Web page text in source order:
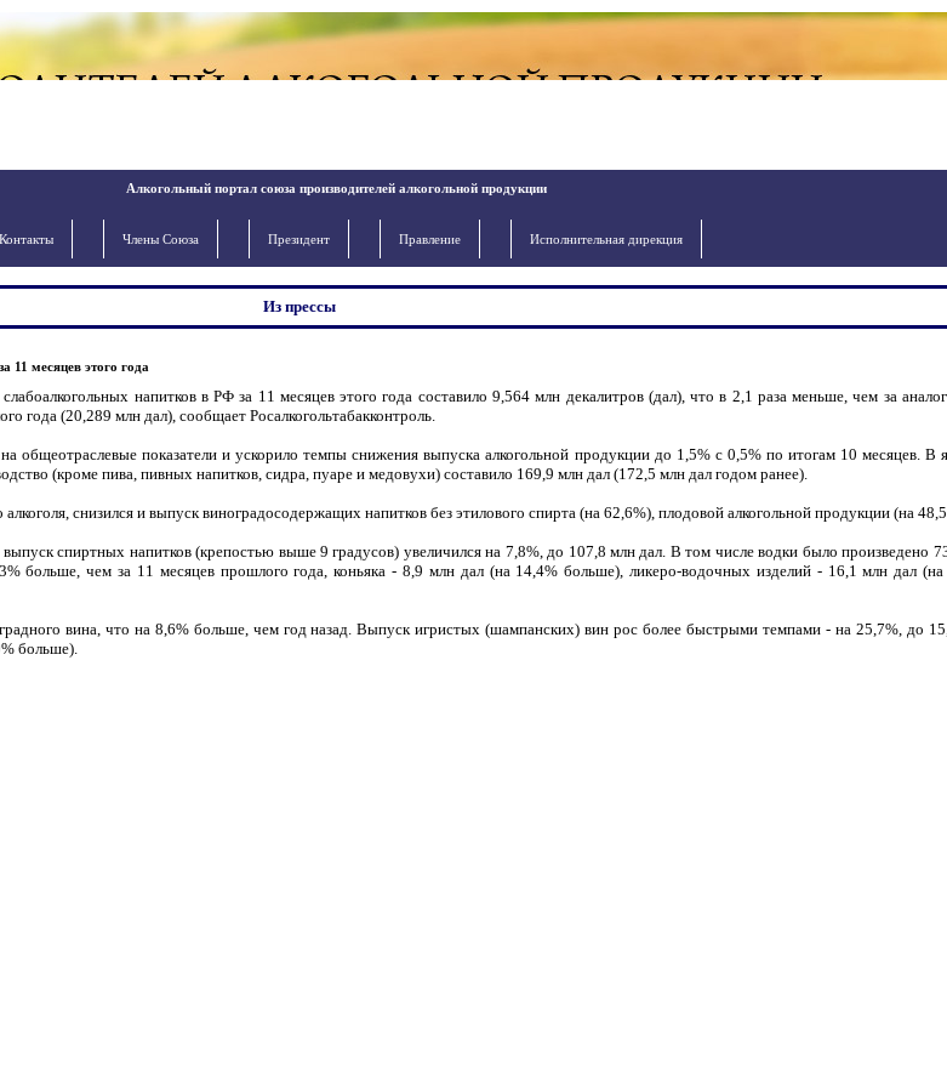
Алкогольный портал союза производителей алкогольной продукции
Контакты Члены Cоюза Президент Правление Исполнительная дирекция
Из прессы
11 месяцев этого года
напитков в РФ за 11 месяцев этого года составило 9,564 млн декалитров (дал), что в 2,1 раза меньше, чем за
года (20,289 млн дал), сообщает Росалкогольтабакконтроль.
общеотраслевые показатели и ускорило темпы снижения выпуска алкогольной продукции до 1,5% с 0,5% по итогам 10 месяцев. В
(кроме пива, пивных напитков, сидра, пуаре и медовухи) составило 169,9 млн дал (172,5 млн дал годом ранее).
снизился и выпуск виноградосодержащих напитков без этилового спирта (на 62,6%), плодовой алкогольной продукции (на
спиртных напитков (крепостью выше 9 градусов) увеличился на 7,8%, до 107,8 млн дал. В том числе водки было произведено
больше, чем за 11 месяцев прошлого года, коньяка - 8,9 млн дал (на 14,4% больше), ликеро-водочных изделий - 16,1 млн дал
вина, что на 8,6% больше, чем год назад. Выпуск игристых (шампанских) вин рос более быстрыми темпами - на 25,7%, до
больше).